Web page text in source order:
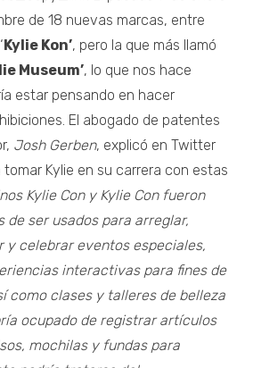
de 18 nuevas marcas, entre
Kylie Kon’, pero la que más llamó
Museum’, lo que nos hace
estar pensando en hacer
El abogado de patentes
Josh Gerben, explicó en Twitter
tomar Kylie en su carrera con estas
Kylie Con y Kylie Con fueron
de ser usados para arreglar,
y celebrar eventos especiales,
interactivas para fines de
como clases y talleres de belleza
ocupado de registrar artículos
mochilas y fundas para